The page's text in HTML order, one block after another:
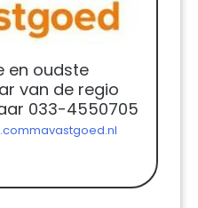
en oudste
van de regio
033-4550705